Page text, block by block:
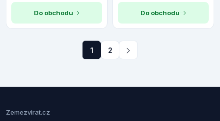
Do obchodu Do obchodu
1 2
Zemezvirat.cz